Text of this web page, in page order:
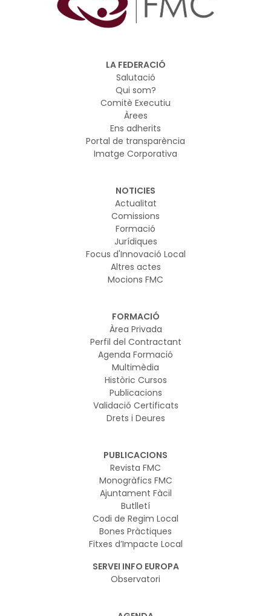
LA FEDERACIÓ
Salutació
Qui som?
Comitè Executiu
Àrees
Ens adherits
Portal de transparència
Imatge Corporativa
NOTICIES
Actualitat
Comissions
Formació
Jurídiques
Focus d'Innovació Local
Altres actes
Mocions FMC
FORMACIÓ
Àrea Privada
Perfil del Contractant
Agenda Formació
Multimèdia
Històric Cursos
Publicacions
Validació Certificats
Drets i Deures
PUBLICACIONS
Revista FMC
Monogràfics FMC
Ajuntament Fàcil
Butlletí
Codi de Regim Local
Bones Pràctiques
Fitxes d’Impacte Local
SERVEI INFO EUROPA
Observatori